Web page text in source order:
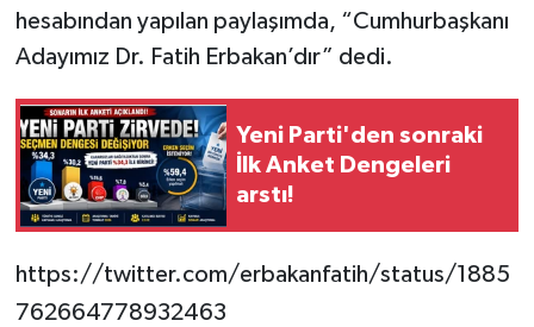
hesabından yapılan paylaşımda, “Cumhurbaşkanı
Adayımız Dr. Fatih Erbakan’dır” dedi.
Yeni Parti'den sonraki
İlk Anket Dengeleri
arstı!
https://twitter.com/erbakanfatih/status/1885
762664778932463